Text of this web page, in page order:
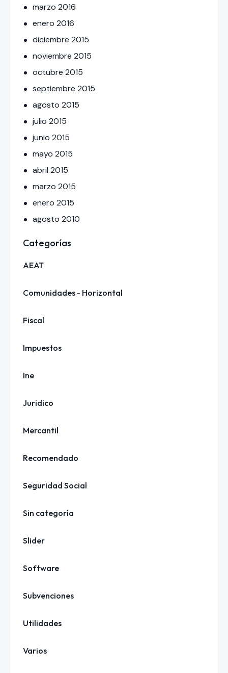
marzo2016
enero2016
diciembre2015
noviembre2015
octubre2015
septiembre2015
agosto2015
julio2015
junio2015
mayo2015
abril2015
marzo2015
enero2015
agosto2010
Categorías
AEAT
Comunidades - Horizontal
Fiscal
Impuestos
Ine
Juridico
Mercantil
Recomendado
Seguridad Social
Sin categoría
Slider
Software
Subvenciones
Utilidades
Varios